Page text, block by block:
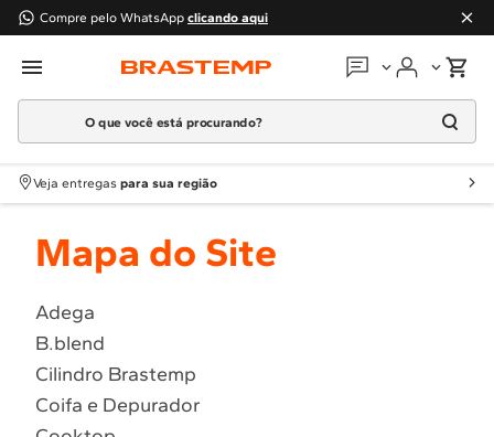
Compre pelo WhatsApp clicando aqui
Em que podemos
Atendimento Brastemp
O que você está procurando?
Termos mais buscados
1º Geladeira
2
Fogao
4 º Lava Louça
5 º Cooktop
6º Microondas Brastemp
7º Forno
Veja entregas para sua região
Mapa do Site
Adega
B.blend
Cilindro Brastemp
Coifa e Depurador